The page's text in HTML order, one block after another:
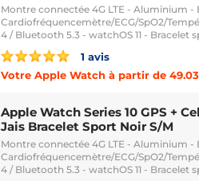
Montre connectée 4G LTE - Aluminium -
Cardiofréquencemètre/ECG/SpO2/
4 / Bluetooth 5.3 - watchOS 11 - Bracelet
1 avis
Votre Apple Watch à partir de
Apple Watch Series 10 GPS +
Jais Bracelet Sport Noir S/M
Montre connectée 4G LTE - Aluminium -
Cardiofréquencemètre/ECG/SpO2/
4 / Bluetooth 5.3 - watchOS 11 - Bracelet